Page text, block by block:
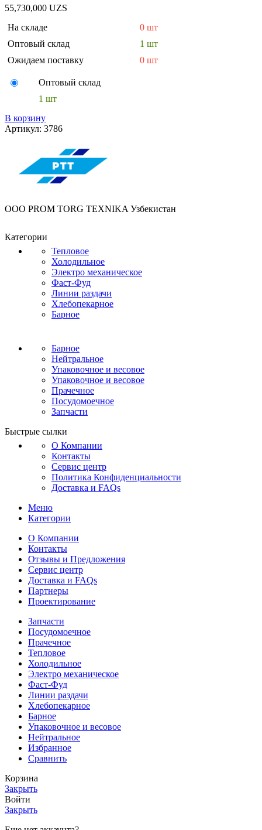
55,730,000 UZS
На складе
0 шт
Оптовый склад
1 шт
Ожидаем поставку
0 шт
Оптовый склад
1 шт
В корзину
Артикул: 3786
OOO PROM TORG TEXNIKA Узбекистан
Категории
Тепловое
Холодильное
Электро механическое
Фаст-Фуд
Линии раздачи
Хлебопекарное
Барное
Барное
Нейтральное
Упаковочное и весовое
Упаковочное и весовое
Прачечное
Посудомоечное
Запчасти
Быстрые сылки
О Компании
Контакты
Сервис центр
Политика Конфиденциальности
Доставка и FAQs
Меню
Категории
О Компании
Контакты
Отзывы и Предложения
Сервис центр
Доставка и FAQs
Партнеры
Проектирование
Запчасти
Посудомоечное
Прачечное
Тепловое
Холодильное
Электро механическое
Фаст-Фуд
Линии раздачи
Хлебопекарное
Барное
Упаковочное и весовое
Нейтральное
Избранное
Сравнить
Корзина
Закрыть
Войти
Закрыть